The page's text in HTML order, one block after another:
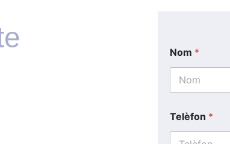
Nom *
Telèfon *